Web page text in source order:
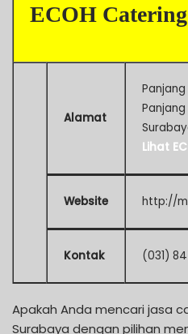
ECOH Catering
Alamat
Lihat
Website http://
Kontak (031)
Apakah Anda mencari jasa
Surabaya dengan pilihan